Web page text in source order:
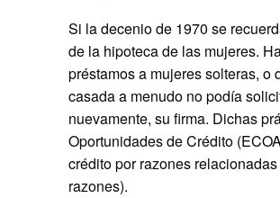
Si la decenio de 1970 se
de la hipoteca de las mujeres.
préstamos a mujeres solteras,
casada a menudo no podía
nuevamente, su firma. Dichas
Oportunidades de Crédito
crédito por razones
razones).